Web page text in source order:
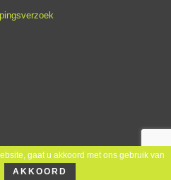
gaat u akkoord met ons gebruik van
AKKOORD